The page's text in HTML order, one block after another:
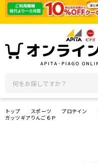
トップ スポーツ プロテイン
ガッツギアりんご６Ｐ